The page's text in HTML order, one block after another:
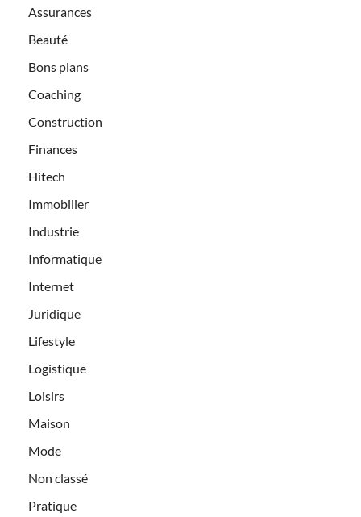
Assurances
Beauté
Bons plans
Coaching
Construction
Finances
Hitech
Immobilier
Industrie
Informatique
Internet
Juridique
Lifestyle
Logistique
Loisirs
Maison
Mode
Non classé
Pratique